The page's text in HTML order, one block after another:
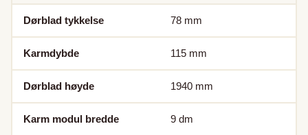
Dørblad tykkelse 78 mm
Karmdybde 115 mm
Dørblad høyde 1940 mm
Karm modul bredde 9 dm